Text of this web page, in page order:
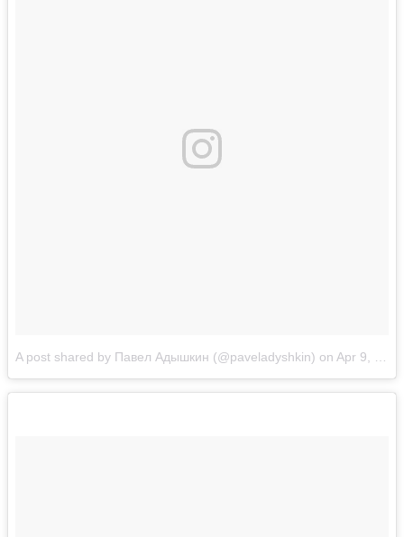
A post shared by Павел Адышкин (@paveladyshkin) on Apr 9, 2017 at 7:01am PDT